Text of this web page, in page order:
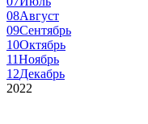
08Август
09Сентябрь
10Октябрь
11Ноябрь
12Декабрь
2022